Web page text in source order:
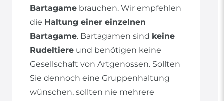
Bartagame brauchen. Wir empfehlen
die Haltung einer einzelnen
Bartagame. Bartagamen sind keine
Rudeltiere und benötigen keine
Gesellschaft von Artgenossen. Sollten
Sie dennoch eine Gruppenhaltung
wünschen, sollten nie mehrere